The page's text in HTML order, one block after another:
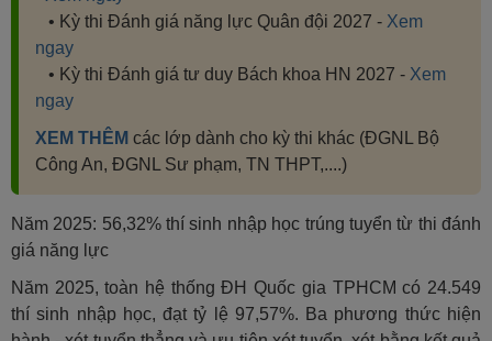
• Kỳ thi Đánh giá năng lực Quân đội 2027 - Xem
ngay
• Kỳ thi Đánh giá tư duy Bách khoa HN 2027 - Xem
ngay
XEM THÊM các lớp dành cho kỳ thi khác (ĐGNL Bộ
Công An, ĐGNL Sư phạm, TN THPT,....)
Năm 2025: 56,32% thí sinh nhập học trúng tuyển từ thi đánh
giá năng lực
Năm 2025, toàn hệ thống ĐH Quốc gia TPHCM có 24.549
thí sinh nhập học, đạt tỷ lệ 97,57%. Ba phương thức hiện